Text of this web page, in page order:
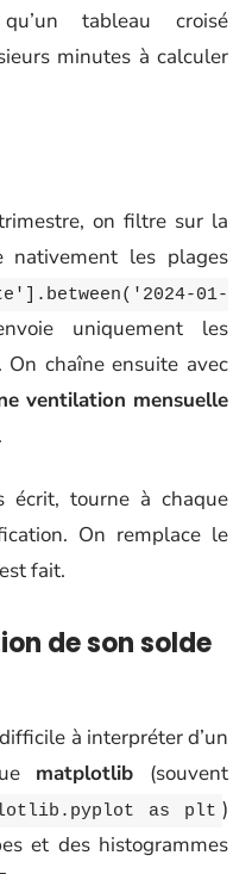
tableau croisé
minutes à calculer
on filtre sur la
nativement les plages
01-
uniquement les
chaîne ensuite avec
ventilation mensuelle
.
écrit, tourne à chaque
On remplace le
fait.
de son solde
à interpréter d’un
matplotlib (souvent
as plt )
et des histogrammes